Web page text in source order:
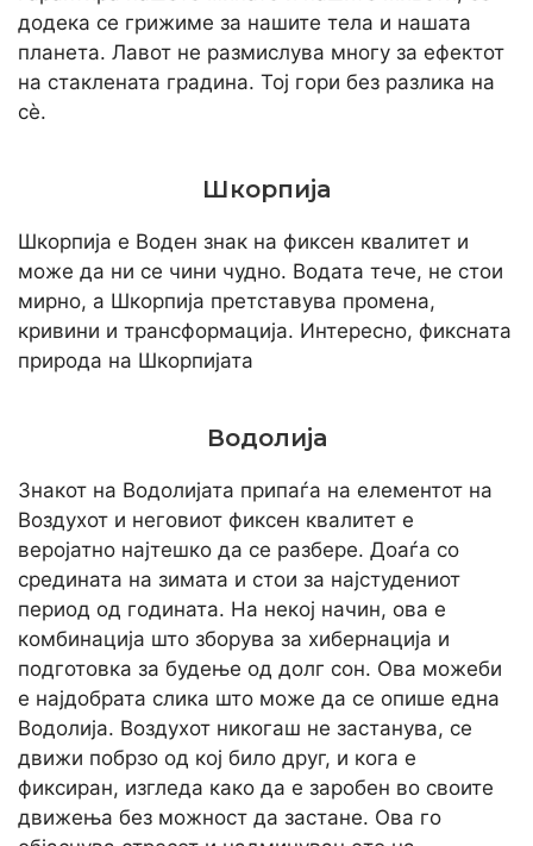
додека се грижиме за нашите тела и нашата
планета. Лавот не размислува многу за ефектот
на стаклената градина. Тој гори без разлика на
сè.
Шкорпија
Шкорпија е Воден знак на фиксен квалитет и
може да ни се чини чудно. Водата тече, не стои
мирно, а Шкорпија претставува промена,
кривини и трансформација. Интересно, фиксната
природа на Шкорпијата
Водолија
Знакот на Водолијата припаѓа на елементот на
Воздухот и неговиот фиксен квалитет е
веројатно најтешко да се разбере. Доаѓа со
средината на зимата и стои за најстудениот
период од годината. На некој начин, ова е
комбинација што зборува за хибернација и
подготовка за будење од долг сон. Ова можеби
е најдобрата слика што може да се опише една
Водолија. Воздухот никогаш не застанува, се
движи побрзо од кој било друг, и кога е
фиксиран, изгледа како да е заробен во своите
движења без можност да застане. Ова го